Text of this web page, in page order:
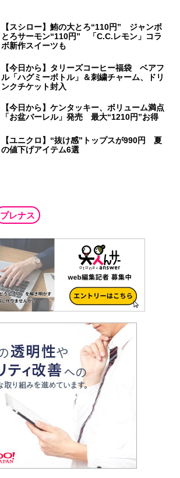
【スシロー】鮪の大とろ“110円” ジャンボ
とろサーモン“110円” 「C.C.レモン」コラ
ボ新作スイーツも
【今日から】タリーズコーヒー福袋 ベアフ
ル「ハグミーボトル」＆刺繍チャーム、ドリ
ンクチケット封入
【今日から】ケンタッキー、ボリューム満点
「お盆バーレル」発売 最大“1210円”お得
【ユニクロ】“抜け感”トップスが990円 夏
の値下げアイテム6選
プレナス